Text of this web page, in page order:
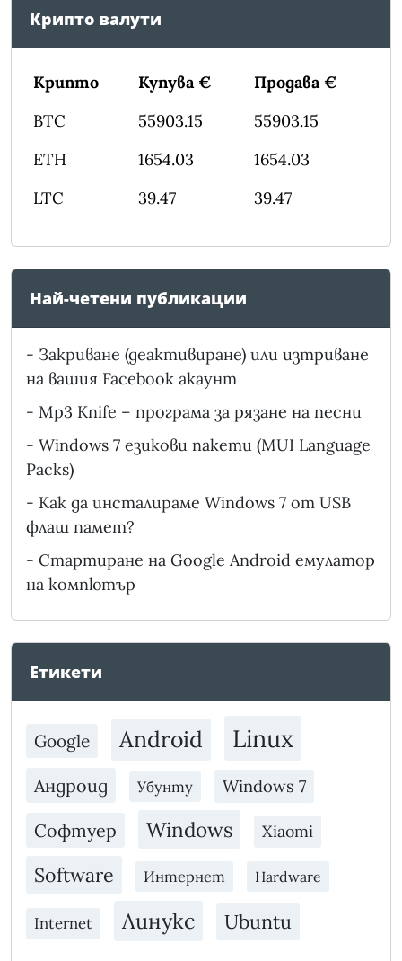
Крипто валути
Крипто Купува €
Продава €
BTC
55903.15
55903.15
ETH
1654.03
1654.03
LTC
39.47 39.47
Най-четени публикации
- Закриване (деактивиране) или изтриване
на вашия Facebook акаунт
- Mp3 Knife – програма за рязане на песни
- Windows 7 езикови пакети (MUI Language
Packs)
- Как да инсталираме Windows 7 от USB
флаш памет?
- Стартиране на Google Android емулатор
на компютър
Етикети
Google Android Linux
Андроид Убунту Windows 7
Софтуер Windows Xiaomi
Software Интернет Hardware
Internet Линукс Ubuntu